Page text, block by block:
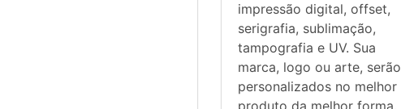
impressão digital, offset,
serigrafia, sublimação,
tampografia e UV. Sua
marca, logo ou arte, serão
personalizados no melhor